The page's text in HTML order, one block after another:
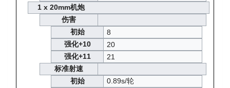
1 x 20mm机炮
伤害
初始
8
强化+10
20
强化+11
21
标准射速
初始
0.89s/轮